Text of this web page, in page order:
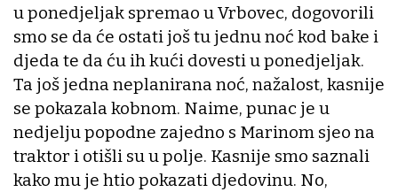
u ponedjeljak spremao u Vrbovec, dogovorili
smo se da će ostati još tu jednu noć kod bake i
djeda te da ću ih kući dovesti u ponedjeljak.
Ta još jedna neplanirana noć, nažalost, kasnije
se pokazala kobnom. Naime, punac je u
nedjelju popodne zajedno s Marinom sjeo na
traktor i otišli su u polje. Kasnije smo saznali
kako mu je htio pokazati djedovinu. No,